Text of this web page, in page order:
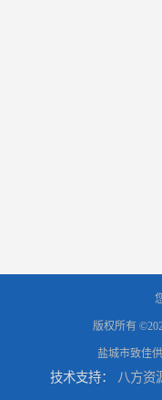
版权所有
盐城市致佳
技术支持： 八方资